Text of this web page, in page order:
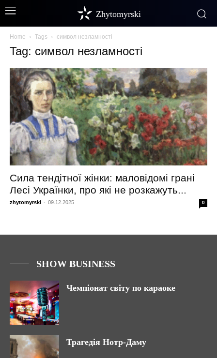
Zhytomyrski
Home Tags символ незламності
Tag: символ незламності
Сила тендітної жінки: маловідомі грані
Лесі Українки, про які не розкажуть...
zhytomyrski - 09.12.2025 0
SHOW BUSINESS
Чемпіонат світу по караоке
Трагедія Нотр-Даму